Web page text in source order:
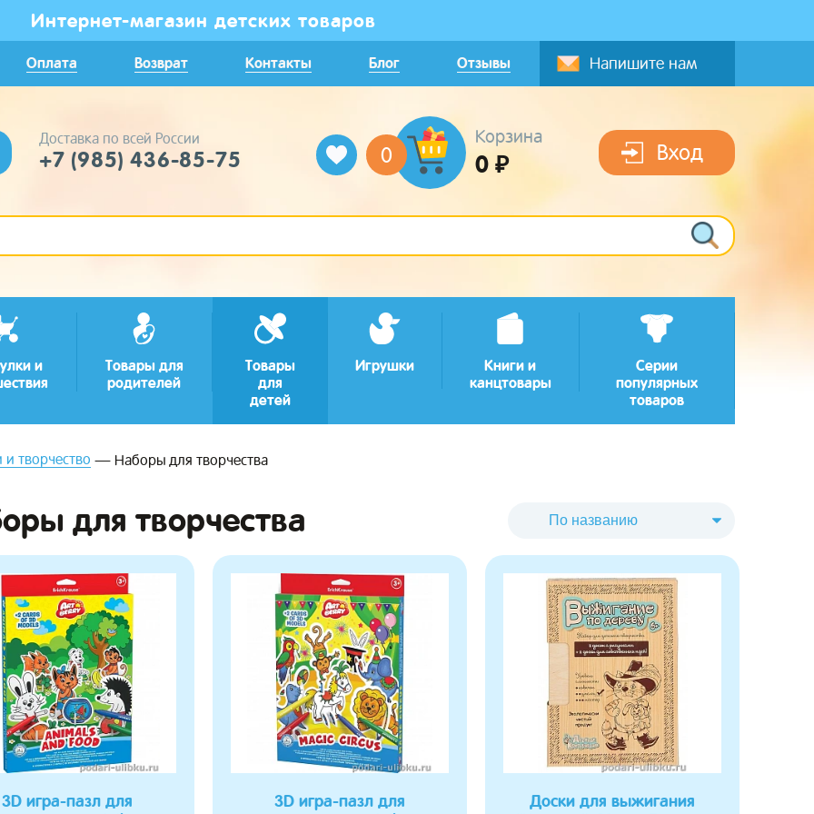
Интернет-магазин детских товаров
Оплата Возврат Контакты Блог Отзывы Напишите нам
Доставка по всей России
+7 (985) 436-85-75 0
Корзина
0 ₽ Вход
и
Товары для
родителей
Товары
для
детей
Игрушки
Книги и
канцтовары
Серии
популярных
товаров
творчество Наборы для творчества
для творчества
3D игра-пазл для
3D игра-пазл для
Доски для выжигания